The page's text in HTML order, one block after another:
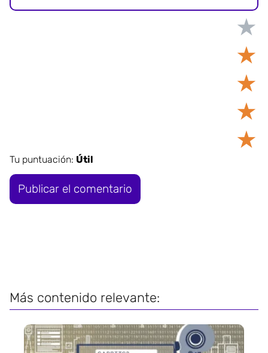
★
★
★
★
★
Tu puntuación: Útil
Más contenido relevante: